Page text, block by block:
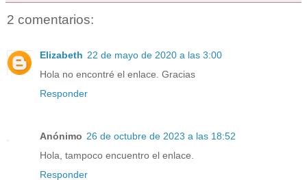
2 comentarios:
Elizabeth 22 de mayo de 2020 a las 3:00
Hola no encontré el enlace. Gracias
Responder
Anónimo 26 de octubre de 2023 a las 18:52
Hola, tampoco encuentro el enlace.
Responder